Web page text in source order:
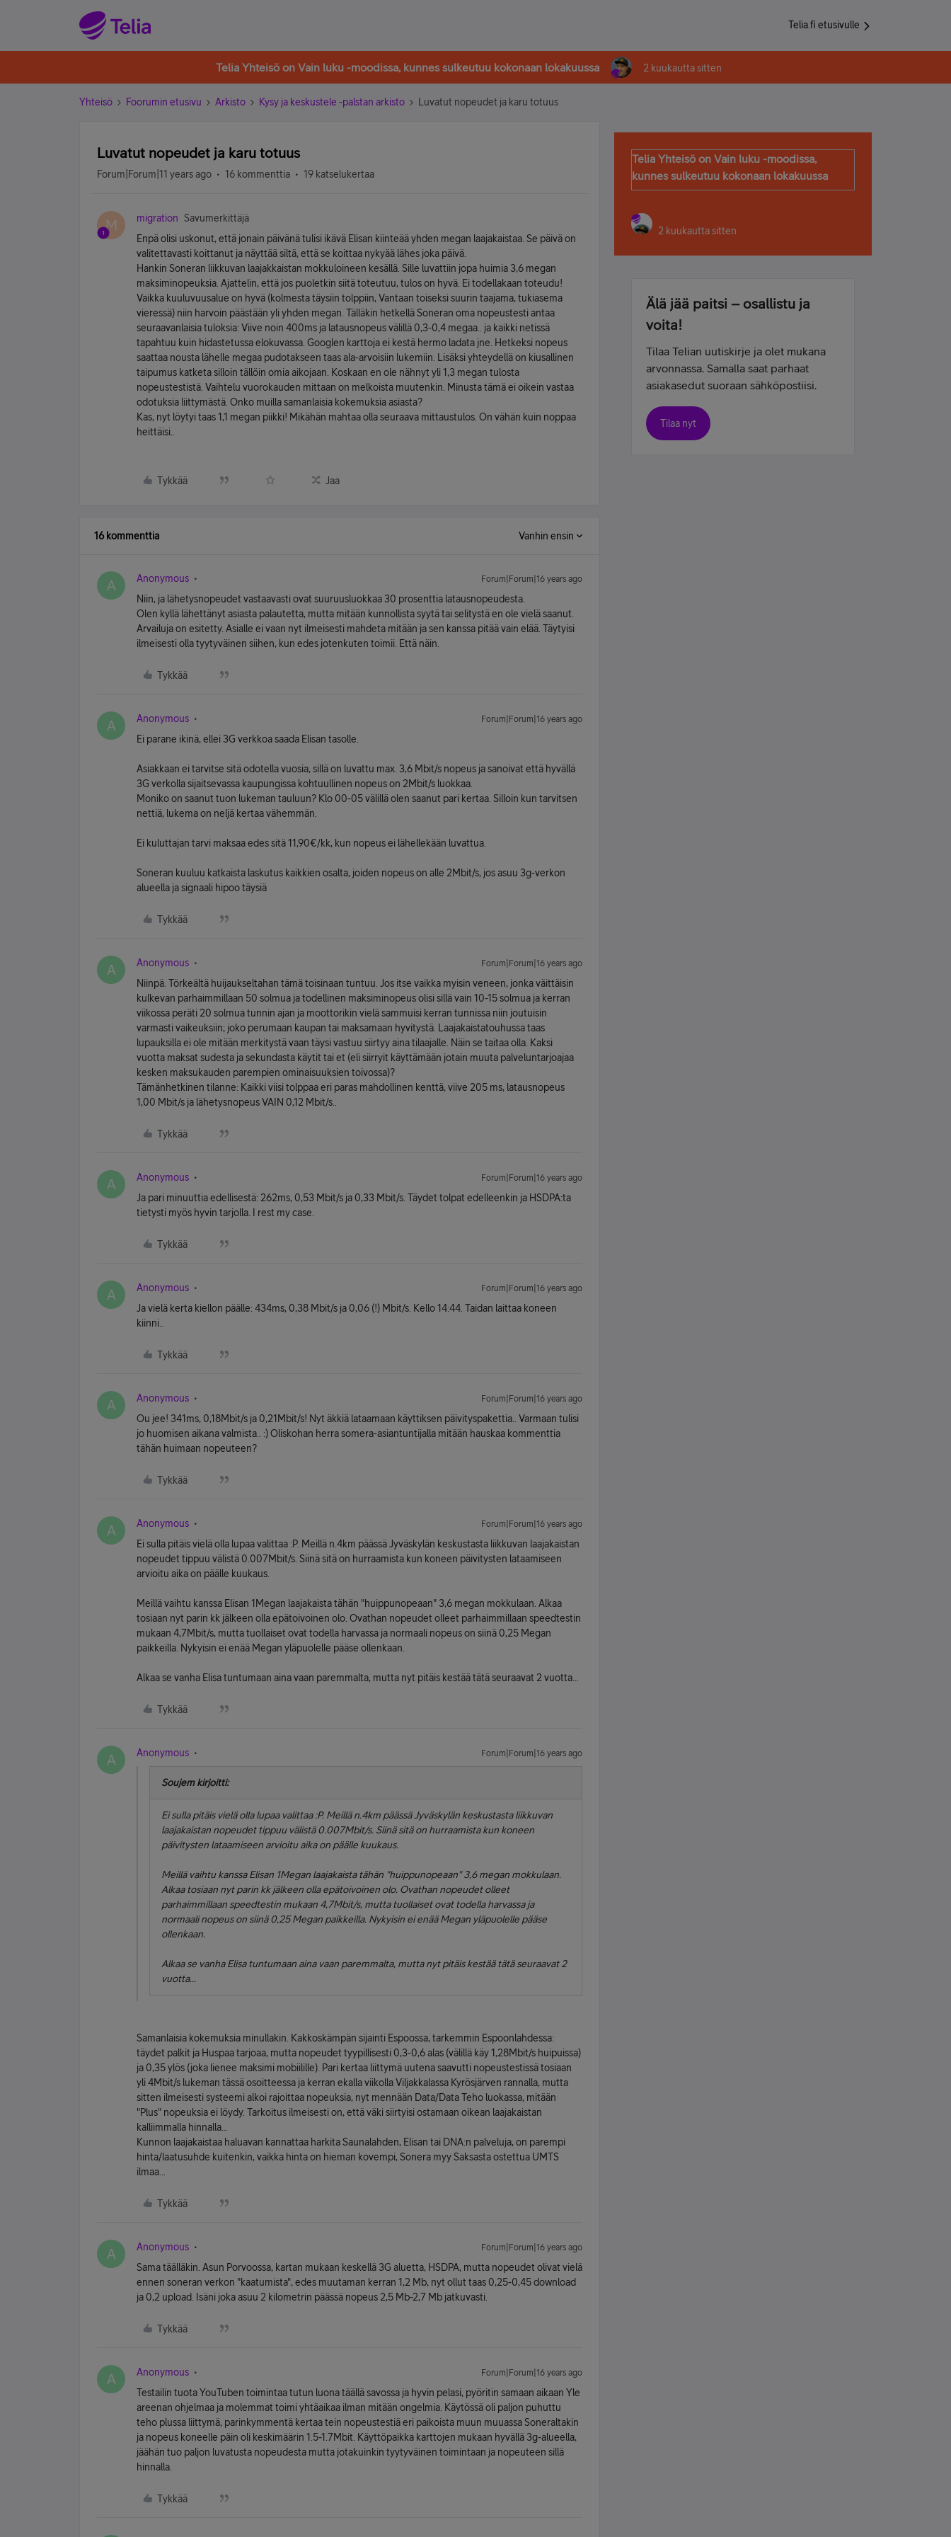
Telia.fi etusivulle
Telia Yhteisö on Vain luku -moodissa, kunnes sulkeutuu kokonaan lokakuussa 2 kuukautta sitten
Yhteisö Foorumin etusivu Arkisto Kysy ja keskustele -palstan arkisto Luvatut nopeudet ja karu totuus
Luvatut nopeudet ja karu totuus
Forum|Forum|11 years ago 16 kommenttia 19 katselukertaa
M migration
Savumerkittäjä
Enpä olisi uskonut, että jonain päivänä tulisi ikävä Elisan kiinteää yhden megan laajakaistaa. Se päivä on
valitettavasti koittanut ja näyttää siltä, että se koittaa nykyää lähes joka päivä.
Hankin Soneran liikkuvan laajakkaistan mokkuloineen kesällä. Sille luvattiin jopa huimia 3,6 megan
maksiminopeuksia. Ajattelin, että jos puoletkin siitä toteutuu, tulos on hyvä. Ei todellakaan toteudu!
Vaikka kuuluvuusalue on hyvä (kolmesta täysiin tolppiin, Vantaan toiseksi suurin taajama, tukiasema
vieressä) niin harvoin päästään yli yhden megan. Tälläkin hetkellä Soneran oma nopeustesti antaa
seuraavanlaisia tuloksia: Viive noin 400ms ja latausnopeus välillä 0,3-0,4 megaa.. ja kaikki netissä
tapahtuu kuin hidastetussa elokuvassa. Googlen karttoja ei kestä hermo ladata jne. Hetkeksi nopeus
saattaa nousta lähelle megaa pudotakseen taas ala-arvoisiin lukemiin. Lisäksi yhteydellä on kiusallinen
taipumus katketa silloin tällöin omia aikojaan. Koskaan en ole nähnyt yli 1,3 megan tulosta
nopeustestistä. Vaihtelu vuorokauden mittaan on melkoista muutenkin. Minusta tämä ei oikein vastaa
odotuksia liittymästä. Onko muilla samanlaisia kokemuksia asiasta?
Kas, nyt löytyi taas 1,1 megan piikki! Mikähän mahtaa olla seuraava mittaustulos. On vähän kuin noppaa
heittäisi..
Tykkää Jaa
16 kommenttia Vanhin ensin
A Anonymous Forum|Forum|16 years ago
Niin, ja lähetysnopeudet vastaavasti ovat suuruusluokkaa 30 prosenttia latausnopeudesta.
Olen kyllä lähettänyt asiasta palautetta, mutta mitään kunnollista syytä tai selitystä en ole vielä saanut.
Arvailuja on esitetty. Asialle ei vaan nyt ilmeisesti mahdeta mitään ja sen kanssa pitää vain elää. Täytyisi
ilmeisesti olla tyytyväinen siihen, kun edes jotenkuten toimii. Että näin.
Tykkää
A Anonymous Forum|Forum|16 years ago
Ei parane ikinä, ellei 3G verkkoa saada Elisan tasolle.
Asiakkaan ei tarvitse sitä odotella vuosia, sillä on luvattu max. 3,6 Mbit/s nopeus ja sanoivat että hyvällä
3G verkolla sijaitsevassa kaupungissa kohtuullinen nopeus on 2Mbit/s luokkaa.
Moniko on saanut tuon lukeman tauluun? Klo 00-05 välillä olen saanut pari kertaa. Silloin kun tarvitsen
nettiä, lukema on neljä kertaa vähemmän.
Ei kuluttajan tarvi maksaa edes sitä 11,90€/kk, kun nopeus ei lähellekään luvattua.
Soneran kuuluu katkaista laskutus kaikkien osalta, joiden nopeus on alle 2Mbit/s, jos asuu 3g-verkon
alueella ja signaali hipoo täysiä
Tykkää
A Anonymous Forum|Forum|16 years ago
Niinpä. Törkeältä huijaukseltahan tämä toisinaan tuntuu. Jos itse vaikka myisin veneen, jonka väittäisin
kulkevan parhaimmillaan 50 solmua ja todellinen maksiminopeus olisi sillä vain 10-15 solmua ja kerran
viikossa peräti 20 solmua tunnin ajan ja moottorikin vielä sammuisi kerran tunnissa niin joutuisin
varmasti vaikeuksiin; joko perumaan kaupan tai maksamaan hyvitystä. Laajakaistatouhussa taas
lupauksilla ei ole mitään merkitystä vaan täysi vastuu siirtyy aina tilaajalle. Näin se taitaa olla. Kaksi
vuotta maksat sudesta ja sekundasta käytit tai et (eli siirryit käyttämään jotain muuta palveluntarjoajaa
kesken maksukauden parempien ominaisuuksien toivossa)?
Tämänhetkinen tilanne: Kaikki viisi tolppaa eri paras mahdollinen kenttä, viive 205 ms, latausnopeus
1,00 Mbit/s ja lähetysnopeus VAIN 0,12 Mbit/s..
Tykkää
A Anonymous Forum|Forum|16 years ago
Ja pari minuuttia edellisestä: 262ms, 0,53 Mbit/s ja 0,33 Mbit/s. Täydet tolpat edelleenkin ja HSDPA:ta
tietysti myös hyvin tarjolla. I rest my case.
Tykkää
A Anonymous Forum|Forum|16 years ago
Ja vielä kerta kiellon päälle: 434ms, 0,38 Mbit/s ja 0,06 (!) Mbit/s. Kello 14:44. Taidan laittaa koneen
kiinni..
Tykkää
A Anonymous Forum|Forum|16 years ago
Ou jee! 341ms, 0,18Mbit/s ja 0,21Mbit/s! Nyt äkkiä lataamaan käyttiksen päivityspakettia.. Varmaan tulisi
jo huomisen aikana valmista.. :) Oliskohan herra somera-asiantuntijalla mitään hauskaa kommenttia
tähän huimaan nopeuteen?
Tykkää
A Anonymous Forum|Forum|16 years ago
Ei sulla pitäis vielä olla lupaa valittaa :P. Meillä n.4km päässä Jyväskylän keskustasta liikkuvan laajakaistan
nopeudet tippuu välistä 0.007Mbit/s. Siinä sitä on hurraamista kun koneen päivitysten lataamiseen
arvioitu aika on päälle kuukaus.
Meillä vaihtu kanssa Elisan 1Megan laajakaista tähän "huippunopeaan" 3,6 megan mokkulaan. Alkaa
tosiaan nyt parin kk jälkeen olla epätoivoinen olo. Ovathan nopeudet olleet parhaimmillaan speedtestin
mukaan 4,7Mbit/s, mutta tuollaiset ovat todella harvassa ja normaali nopeus on siinä 0,25 Megan
paikkeilla. Nykyisin ei enää Megan yläpuolelle pääse ollenkaan.
Alkaa se vanha Elisa tuntumaan aina vaan paremmalta, mutta nyt pitäis kestää tätä seuraavat 2 vuotta...
Tykkää
A Anonymous Forum|Forum|16 years ago
Soujem kirjoitti:
Ei sulla pitäis vielä olla lupaa valittaa :P. Meillä n.4km päässä Jyväskylän keskustasta liikkuvan
laajakaistan nopeudet tippuu välistä 0.007Mbit/s. Siinä sitä on hurraamista kun koneen
päivitysten lataamiseen arvioitu aika on päälle kuukaus.
Meillä vaihtu kanssa Elisan 1Megan laajakaista tähän "huippunopeaan" 3,6 megan mokkulaan.
Alkaa tosiaan nyt parin kk jälkeen olla epätoivoinen olo. Ovathan nopeudet olleet
parhaimmillaan speedtestin mukaan 4,7Mbit/s, mutta tuollaiset ovat todella harvassa ja
normaali nopeus on siinä 0,25 Megan paikkeilla. Nykyisin ei enää Megan yläpuolelle pääse
ollenkaan.
Alkaa se vanha Elisa tuntumaan aina vaan paremmalta, mutta nyt pitäis kestää tätä seuraavat 2
vuotta...
Samanlaisia kokemuksia minullakin. Kakkoskämpän sijainti Espoossa, tarkemmin Espoonlahdessa:
täydet palkit ja Huspaa tarjoaa, mutta nopeudet tyypillisesti 0,3-0,6 alas (välillä käy 1,28Mbit/s huipuissa)
ja 0,35 ylös (joka lienee maksimi mobiilille). Pari kertaa liittymä uutena saavutti nopeustestissä tosiaan
yli 4Mbit/s lukeman tässä osoitteessa ja kerran ekalla viikolla Viljakkalassa Kyrösjärven rannalla, mutta
sitten ilmeisesti systeemi alkoi rajoittaa nopeuksia, nyt mennään Data/Data Teho luokassa, mitään
"Plus" nopeuksia ei löydy. Tarkoitus ilmeisesti on, että väki siirtyisi ostamaan oikean laajakaistan
kalliimmalla hinnalla...
Kunnon laajakaistaa haluavan kannattaa harkita Saunalahden, Elisan tai DNA:n palveluja, on parempi
hinta/laatusuhde kuitenkin, vaikka hinta on hieman kovempi, Sonera myy Saksasta ostettua UMTS
ilmaa...
Tykkää
A Anonymous Forum|Forum|16 years ago
Sama täälläkin. Asun Porvoossa, kartan mukaan keskellä 3G aluetta, HSDPA, mutta nopeudet olivat vielä
ennen soneran verkon "kaatumista", edes muutaman kerran 1,2 Mb, nyt ollut taas 0,25-0,45 download
ja 0,2 upload. Isäni joka asuu 2 kilometrin päässä nopeus 2,5 Mb-2,7 Mb jatkuvasti.
Tykkää
A Anonymous Forum|Forum|16 years ago
Testailin tuota YouTuben toimintaa tutun luona täällä savossa ja hyvin pelasi, pyöritin samaan aikaan Yle
areenan ohjelmaa ja molemmat toimi yhtäaikaa ilman mitään ongelmia. Käytössä oli paljon puhuttu
teho plussa liittymä, parinkymmentä kertaa tein nopeustestiä eri paikoista muun muuassa Soneraltakin
ja nopeus koneelle päin oli keskimäärin 1.5-1.7Mbit. Käyttöpaikka karttojen mukaan hyvällä 3g-alueella,
jäähän tuo paljon luvatusta nopeudesta mutta jotakuinkin tyytyväinen toimintaan ja nopeuteen sillä
hinnalla.
Tykkää
Telia Yhteisö on Vain luku -moodissa,
kunnes sulkeutuu kokonaan lokakuussa
2 kuukautta sitten
Älä jää paitsi – osallistu ja
voita!
Tilaa Telian uutiskirje ja olet mukana
arvonnassa. Samalla saat parhaat
asiakasedut suoraan sähköpostiisi.
Tilaa nyt